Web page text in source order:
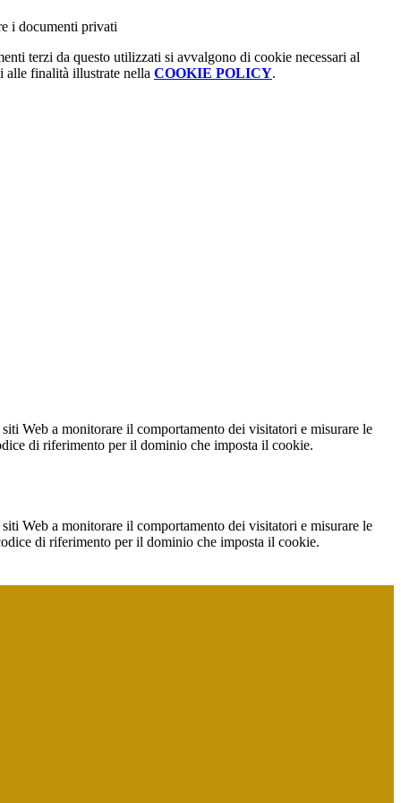
i documenti privati
terzi da questo utilizzati si avvalgono di cookie necessari al
alle finalità illustrate nella COOKIE POLICY.
Web a monitorare il comportamento dei visitatori e misurare le
di riferimento per il dominio che imposta il cookie.
Web a monitorare il comportamento dei visitatori e misurare le
di riferimento per il dominio che imposta il cookie.